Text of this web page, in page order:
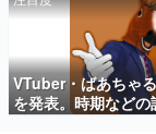
の形
新
これ
の姿
て、BPOが議論を
VTuber・ばあちゃ
を発表。時期など
日15時からの配信